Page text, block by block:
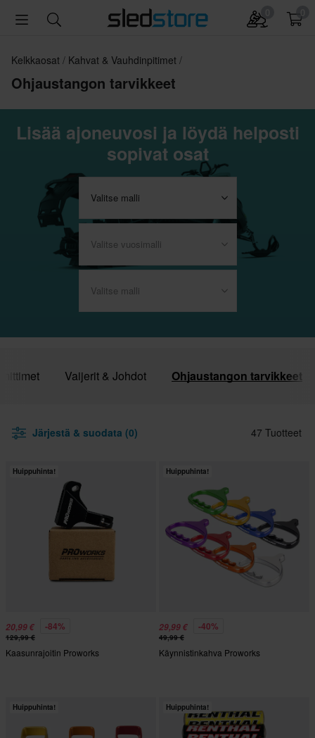
Kelkkaosat Kahvat & Vauhdinpitimet
Ohjaustangon tarvikkeet
Lisää ajoneuvosi ja löydä helposti
sopivat osat
Valitse malli
Valitse vuosimalli
Valitse malli
Vaijerit & Johdot Ohjaustangon tarvikkeet
Järjestä & suodata (0) 47 Tuotteet
Huippuhinta!
20,99 € -84%
129,99 €
Kaasunrajoitin Proworks
Huippuhinta!
29,99 € -40%
49,99 €
Käynnistinkahva Proworks
Huippuhinta! Huippuhinta!